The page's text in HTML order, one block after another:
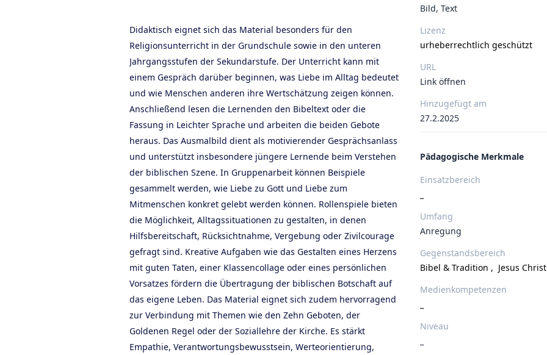
Didaktisch eignet sich das Material besonders für den
Religionsunterricht in der Grundschule sowie in den unteren
Jahrgangsstufen der Sekundarstufe. Der Unterricht kann mit
einem Gespräch darüber beginnen, was Liebe im Alltag bedeutet
und wie Menschen anderen ihre Wertschätzung zeigen können.
Anschließend lesen die Lernenden den Bibeltext oder die
Fassung in Leichter Sprache und arbeiten die beiden Gebote
heraus. Das Ausmalbild dient als motivierender Gesprächsanlass
und unterstützt insbesondere jüngere Lernende beim Verstehen
der biblischen Szene. In Gruppenarbeit können Beispiele
gesammelt werden, wie Liebe zu Gott und Liebe zum
Mitmenschen konkret gelebt werden können. Rollenspiele bieten
die Möglichkeit, Alltagssituationen zu gestalten, in denen
Hilfsbereitschaft, Rücksichtnahme, Vergebung oder Zivilcourage
gefragt sind. Kreative Aufgaben wie das Gestalten eines Herzens
mit guten Taten, einer Klassencollage oder eines persönlichen
Vorsatzes fördern die Übertragung der biblischen Botschaft auf
das eigene Leben. Das Material eignet sich zudem hervorragend
zur Verbindung mit Themen wie den Zehn Geboten, der
Goldenen Regel oder der Soziallehre der Kirche. Es stärkt
Empathie, Verantwortungsbewusstsein, Werteorientierung,
Bild, Text
Lizenz
urheberrechtlich geschützt
URL
Link öffnen
Hinzugefügt am
27.2.2025
Pädagogische Merkmale
Einsatzbereich
Umfang
Anregung
Gegenstandsbereich
Bibel & Tradition , Jesus
Medienkompetenzen
Niveau